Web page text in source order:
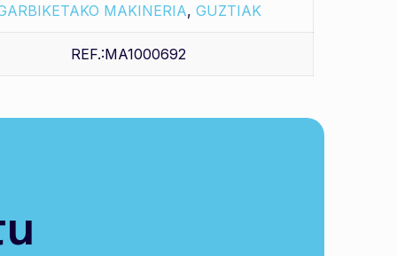
MAKINERIA, GUZTIAK
REF.:MA1000692